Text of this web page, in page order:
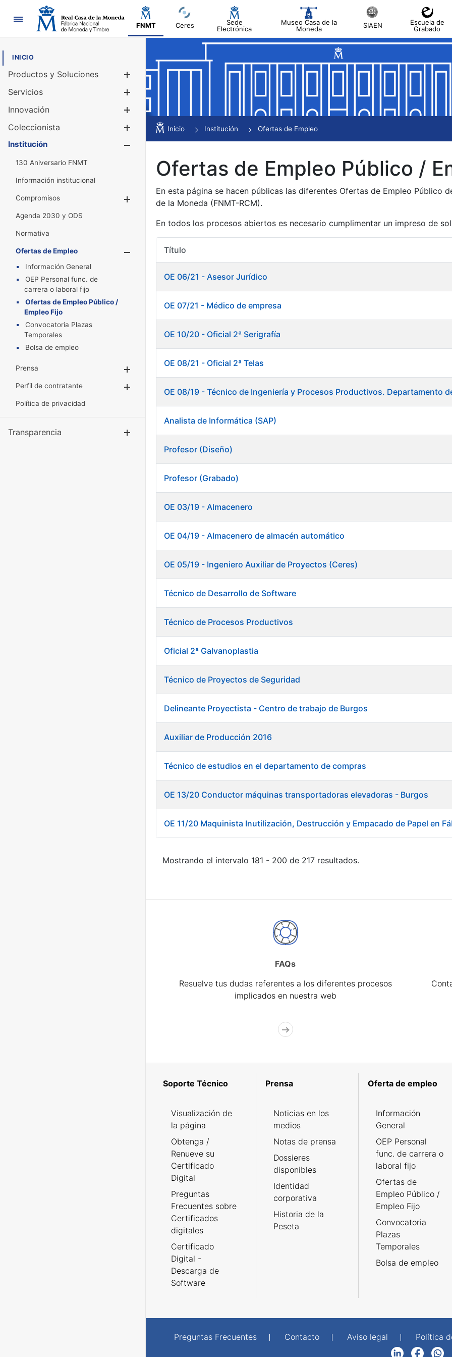
Navegación
FNMT Ceres
Sede
Electrónica
Museo Casa de la
Moneda
SIAEN
Escuela de
Grabado
INICIO
Productos y Soluciones
Mostrar/Ocultar
Servicios
Innovación
Coleccionista
Mostrar/Ocultar
Institución
130 Aniversario FNMT
Información institucional
Compromisos
Mostrar/Ocultar
Agenda 2030 y ODS
Normativa
Ofertas de Empleo
Mostrar/Ocultar
Información General
OEP Personal func. de
carrera o laboral fijo
Ofertas de Empleo Público /
Empleo Fijo
Convocatoria Plazas
Temporales
Bolsa de empleo
Prensa
Mostrar/Ocultar
Perfil de contratante
Mostrar/Ocultar
Política de privacidad
Transparencia Mostrar/Ocultar
Inicio Institución Ofertas de Empleo
Ofertas de Empleo Público /
En esta página se hacen públicas las diferentes Ofertas de Empleo Público
de la Moneda (FNMT-RCM).
En todos los procesos abiertos es necesario cumplimentar un impreso de
Título
OE 06/21 - Asesor Jurídico
OE 07/21 - Médico de empresa
OE 10/20 - Oficial 2ª Serigrafía
OE 08/21 - Oficial 2ª Telas
OE 08/19 - Técnico de Ingeniería y Procesos Productivos. Departamento
Analista de Informática (SAP)
Profesor (Diseño)
Profesor (Grabado)
OE 03/19 - Almacenero
OE 04/19 - Almacenero de almacén automático
OE 05/19 - Ingeniero Auxiliar de Proyectos (Ceres)
Técnico de Desarrollo de Software
Técnico de Procesos Productivos
Oficial 2ª Galvanoplastia
Técnico de Proyectos de Seguridad
Delineante Proyectista - Centro de trabajo de Burgos
Auxiliar de Producción 2016
Técnico de estudios en el departamento de compras
OE 13/20 Conductor máquinas transportadoras elevadoras - Burgos
OE 11/20 Maquinista Inutilización, Destrucción y Empacado de Papel en
Mostrando el intervalo 181 - 200 de 217 resultados.
FAQs
Resuelve tus dudas referentes a los diferentes procesos
implicados en nuestra web
Soporte Técnico
Visualización de
la página
Obtenga /
Renueve su
Certificado
Digital
Preguntas
Frecuentes sobre
Certificados
digitales
Certificado
Digital -
Descarga de
Software
Prensa
Noticias en los
medios
Notas de prensa
Dossieres
disponibles
Identidad
corporativa
Historia de la
Peseta
Oferta de empleo
Información
General
OEP Personal
func. de carrera o
laboral fijo
Ofertas de
Empleo Público /
Empleo Fijo
Convocatoria
Plazas
Temporales
Bolsa de empleo
Preguntas Frecuentes Contacto Aviso legal Política
FacebookWhatsApp